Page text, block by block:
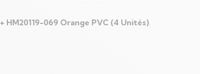
HM20119-069 Orange PVC (4 Unités)